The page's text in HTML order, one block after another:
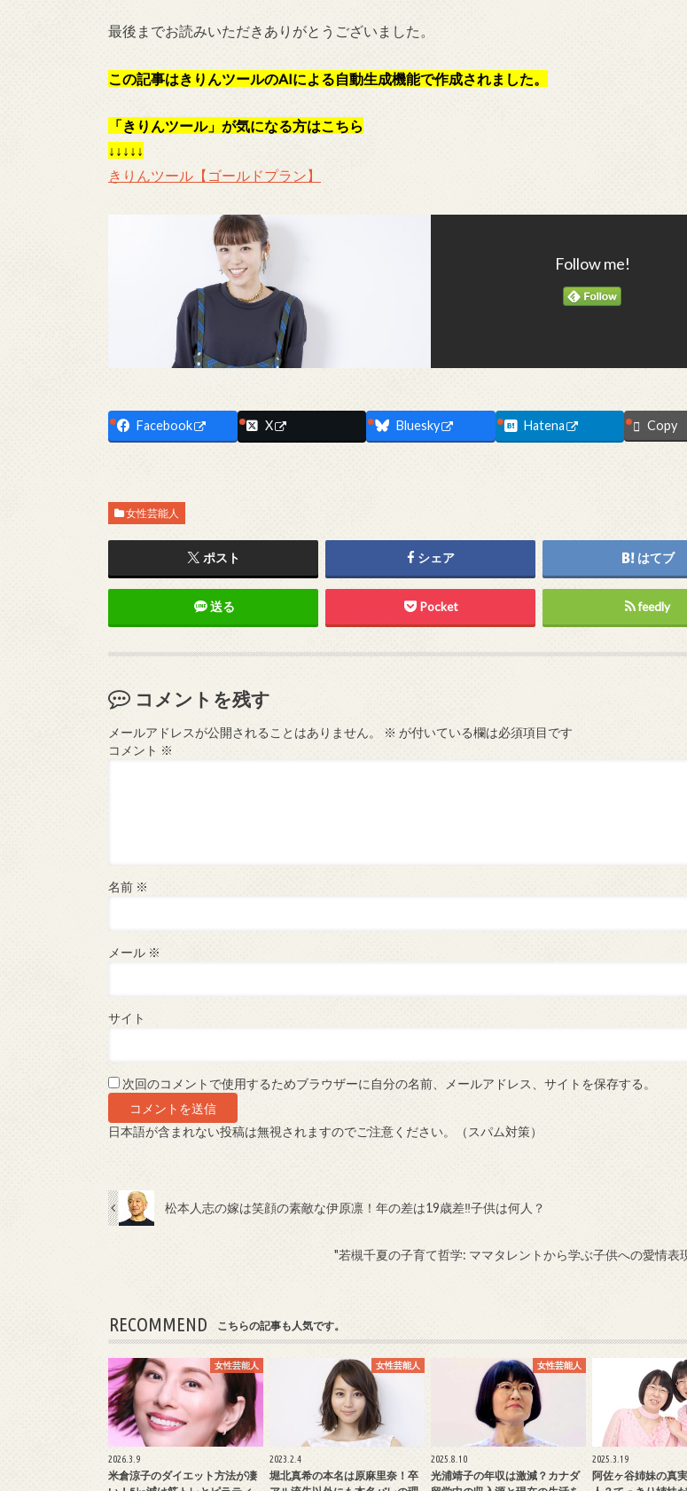
最後までお読みいただきありがとうございました。
この記事はきりんツールのAIによる自動生成機能で作成されました。
「きりんツール」が気になる方はこちら
↓↓↓↓↓
きりんツール【ゴールドプラン】
Follow me!
Facebook X Bluesky Hatena Copy
女性芸能人
ポスト シェア はてブ
送る Pocket feedly
コメントを残す
メールアドレスが公開されることはありません。 ※ が付いている欄は必須項目です
コメント ※
名前 ※
メール ※
サイト
次回のコメントで使用するためブラウザーに自分の名前、メールアドレス、サイトを保存する。
日本語が含まれない投稿は無視されますのでご注意ください。（スパム対策）
松本人志の嫁は笑顔の素敵な伊原凛！年の差は19歳差‼子供は何人？
"若槻千夏の子育て哲学: ママタレントから学ぶ子供への愛情表
RECOMMEND こちらの記事も人気です。
女性芸能人
2026.3.9
米倉涼子のダイエット方法が凄
女性芸能人
2023.2.4
堀北真希の本名は原麻里奈！卒
女性芸能人
2025.8.10
光浦靖子の年収は激減？カナダ
2025.3.19
阿佐ヶ谷姉妹の真